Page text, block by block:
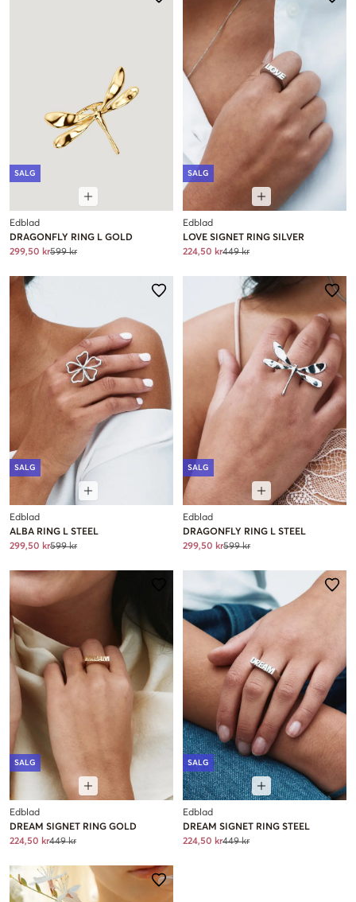
SALG
Edblad
DRAGONFLY RING L GOLD
299,50 kr599 kr
SALG
Edblad
LOVE SIGNET RING SILVER
224,50 kr449 kr
SALG
Edblad
ALBA RING L STEEL
299,50 kr599 kr
SALG
Edblad
DRAGONFLY RING L STEEL
299,50 kr599 kr
SALG
Edblad
DREAM SIGNET RING GOLD
224,50 kr449 kr
SALG
Edblad
DREAM SIGNET RING STEEL
224,50 kr449 kr